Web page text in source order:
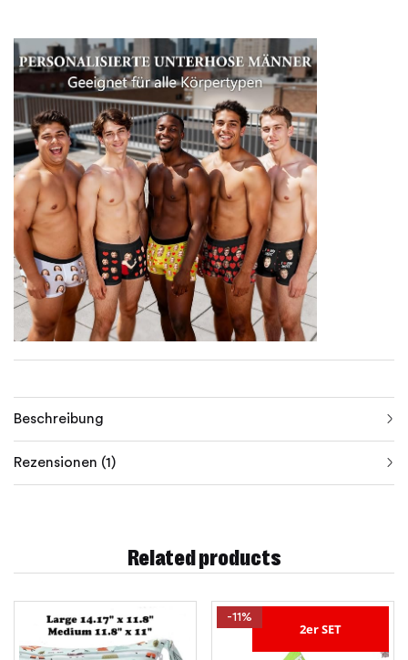
Beschreibung
Rezensionen (1)
Related products
2er SET
-11%